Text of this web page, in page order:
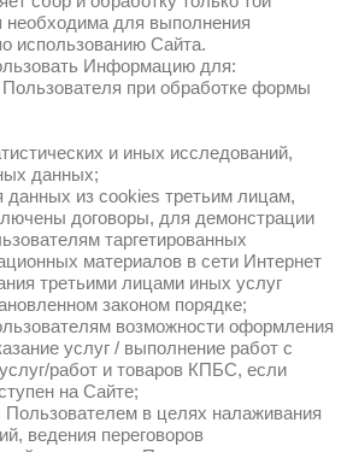
дата рождения,
номер телефона и/
Пользователя.
данные,
Сайта (к
рождения, паспортные
телефона, адрес
Пользователя,
данные,
связи.
данные,
предоставляет КПБС